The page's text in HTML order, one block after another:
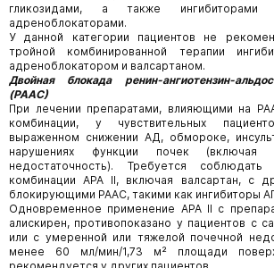
гликозидами, а также
адреноблокаторами.
У данной категории пациентов не
тройной комбинированной терапии
адреноблокатором и валсартаном.
Двойная блокада ренин-ангиотензин-
(РААС)
При лечении препаратами, влияющими на
комбинации, у чувствительных
выраженном снижении АД, обмороке,
нарушениях функции почек (включая
недостаточность). Требуется
комбинации АРА II, включая валсартан, с
блокирующими РААС, такими как ингибиторы
Одновременное применение АРА II с
алискирен, противопоказано у пациентов с
или с умеренной или тяжелой почечной
менее 60 мл/мин/1,73 м² площади